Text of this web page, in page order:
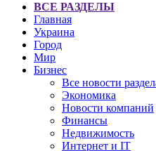
ВСЕ РАЗДЕЛЫ
Главная
Украина
Город
Мир
Бизнес
Все новости
Экономика
Новости компаний
Финансы
Недвижимость
Интернет и IT